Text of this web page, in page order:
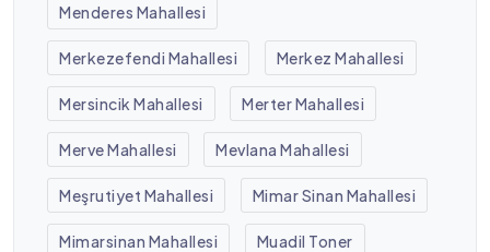
Menderes Mahallesi
Merkezefendi Mahallesi Merkez Mahallesi
Mersincik Mahallesi Merter Mahallesi
Merve Mahallesi Mevlana Mahallesi
Meşrutiyet Mahallesi Mimar Sinan Mahallesi
Mimarsinan Mahallesi Muadil Toner